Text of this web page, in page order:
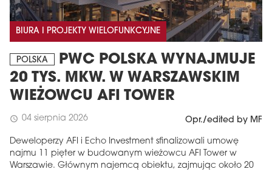
BIURA I PROJEKTY WIELOFUNKCYJNE
POLSKA
PWC POLSKA WYNAJMUJE
20 TYS. MKW. W WARSZAWSKIM
WIEŻOWCU AFI TOWER
schedule 04 sierpnia 2026 Opr./edited by MF
Deweloperzy AFI i Echo Investment sfinalizowali umowę
najmu 11 pięter w budowanym wieżowcu AFI Tower w
Warszawie. Głównym najemcą obiektu, zajmując około 20